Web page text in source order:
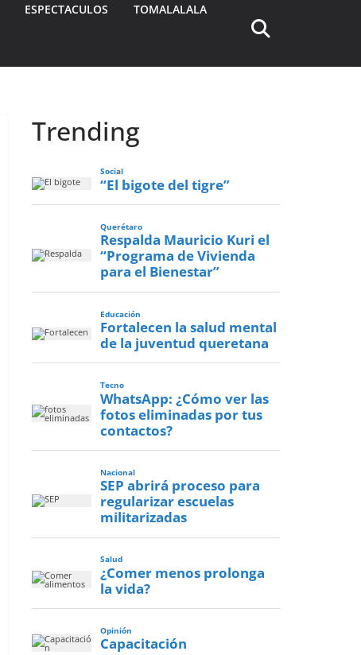
ESPECTACULOS TOMALALALA
Trending
Social
“El bigote del tigre”
Querétaro
Respalda Mauricio Kuri el
“Programa de Vivienda
para el Bienestar”
Educación
Fortalecen la salud mental
de la juventud queretana
Tecno
WhatsApp: ¿Cómo ver las
fotos eliminadas por tus
contactos?
Nacional
SEP abrirá proceso para
regularizar escuelas
militarizadas
Salud
¿Comer menos prolonga
la vida?
Opinión
Capacitación